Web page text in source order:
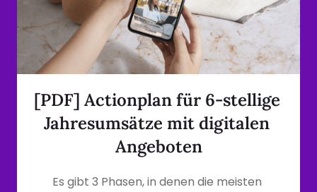
[PDF] Actionplan für 6-stellige
Jahresumsätze mit digitalen
Angeboten
Es gibt 3 Phasen, in denen die meisten